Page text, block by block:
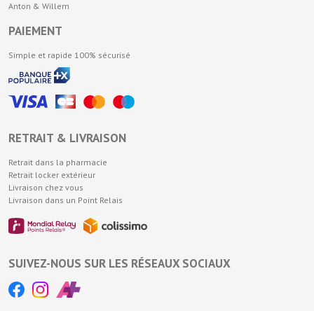
Anton & Willem
PAIEMENT
Simple et rapide 100% sécurisé
RETRAIT & LIVRAISON
Retrait dans la pharmacie
Retrait locker extérieur
Livraison chez vous
Livraison dans un Point Relais
SUIVEZ-NOUS SUR LES RÉSEAUX SOCIAUX